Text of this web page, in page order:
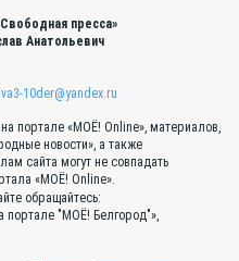
пресса»
Анатольевич
10der@yandex.ru
портале «МОЁ! Online», материалов,
новости», а также
сайта могут не совпадать
«МОЁ! Online».
обращайтесь:
портале "МОЁ! Белгород"»,